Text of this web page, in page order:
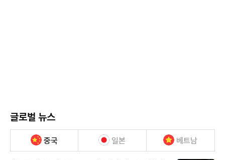
글로벌 뉴스
중국 일본 베트남